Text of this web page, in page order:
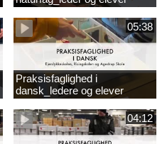
05:38
Praksisfaglighed i
dansk_ledere og elever
04:12